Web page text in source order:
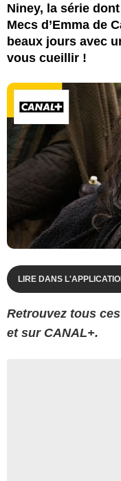
Niney, la série
Mecs d’Emma de
beaux jours avec
vous cueillir !
LIRE DANS
Retrouvez tous
et sur CANAL+.